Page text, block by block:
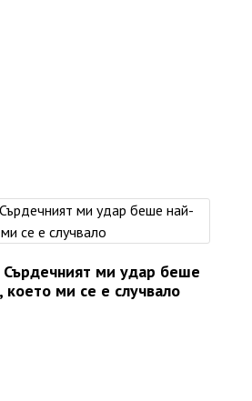
ми удар беше
ми се е случвало